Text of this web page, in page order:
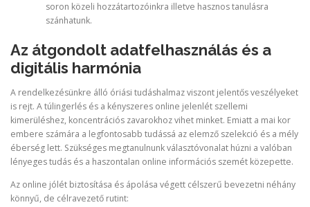
soron közeli hozzátartozóinkra illetve hasznos tanulásra
szánhatunk.
Az átgondolt adatfelhasználás és a
digitális harmónia
A rendelkezésünkre álló óriási tudáshalmaz viszont jelentős veszélyeket
is rejt. A túlingerlés és a kényszeres online jelenlét szellemi
kimerüléshez, koncentrációs zavarokhoz vihet minket. Emiatt a mai kor
embere számára a legfontosabb tudássá az elemző szelekció és a mély
éberség lett. Szükséges megtanulnunk választóvonalat húzni a valóban
lényeges tudás és a haszontalan online információs szemét közepette.
Az online jólét biztosítása és ápolása végett célszerű bevezetni néhány
könnyű, de célravezető rutint: